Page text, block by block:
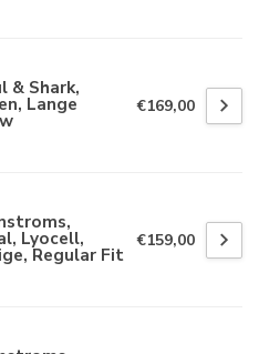
& Shark,
Lange €169,00
Lyocell,
Regular Fit
€159,00